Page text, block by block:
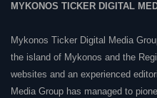
MYKONOS TICKER DIGITAL
Mykonos Ticker Digital Media
the island of Mykonos and the
websites and an experienced
Media Group has managed to